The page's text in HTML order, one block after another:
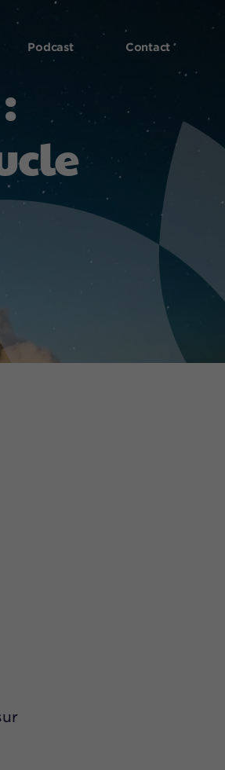
Podcast Contact